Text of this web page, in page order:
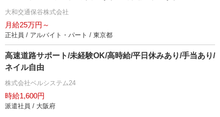
始から8ヶ月間30万円その後4ヶ月間25万円の1年間の給与
保証を支給！※未経験者対象単身社宅完備！家賃35,000円
（入居から12ヵ月間）退職金制度あり！女性乗務員大募集
しております。女性特集記事 → 会社の特徴をチェック
大和交通保谷株式会社
月給25万円～
正社員 / アルバイト・パート / 東京都
高速道路サポート/未経験OK/高時給/平日休みあり/手当あり/
ネイル自由
株式会社ベルシステム24
時給1,600円
派遣社員 / 大阪府